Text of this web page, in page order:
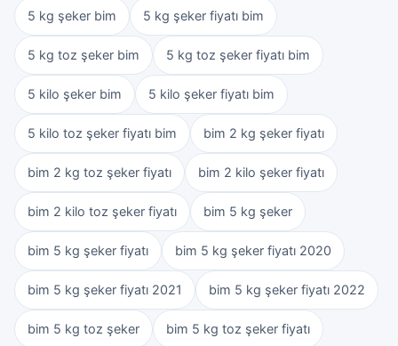
5 kg şeker bim 5 kg şeker fiyatı bim
5 kg toz şeker bim 5 kg toz şeker fiyatı bim
5 kilo şeker bim 5 kilo şeker fiyatı bim
5 kilo toz şeker fiyatı bim bim 2 kg şeker fiyatı
bim 2 kg toz şeker fiyatı bim 2 kilo şeker fiyatı
bim 2 kilo toz şeker fiyatı bim 5 kg şeker
bim 5 kg şeker fiyatı bim 5 kg şeker fiyatı 2020
bim 5 kg şeker fiyatı 2021 bim 5 kg şeker fiyatı 2022
bim 5 kg toz şeker bim 5 kg toz şeker fiyatı